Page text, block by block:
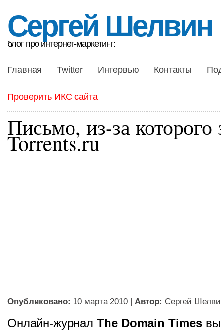
Сергей Шелвин
блог про интернет-маркетинг:
Главная Twitter Интервью Контакты
Проверить ИКС сайта
Письмо, из-за которого
Torrents.ru
Опубликовано: 10 марта 2010 | Автор: Сергей
Онлайн-журнал The Domain Times